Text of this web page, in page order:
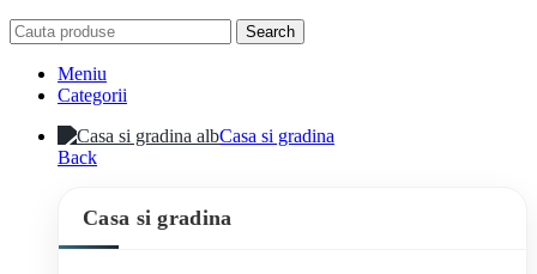
Search
Meniu
Categorii
Casa si gradina
Back
Casa si gradina